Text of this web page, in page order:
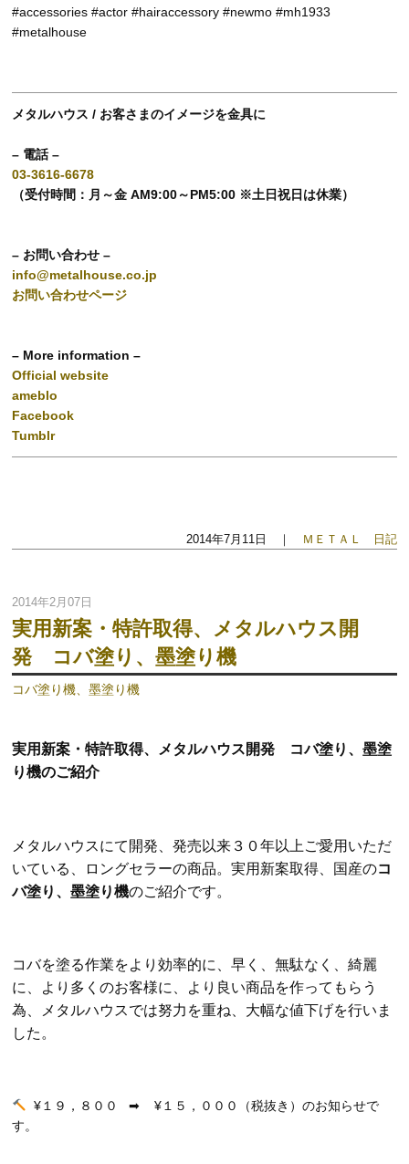
#accessories #actor #hairaccessory #newmo #mh1933
#metalhouse
メタルハウス / お客さまのイメージを金具に
– 電話 –
03-3616-6678
（受付時間：月～金 AM9:00～PM5:00 ※土日祝日は休業）
– お問い合わせ –
info@metalhouse.co.jp
お問い合わせページ
– More information –
Official website
ameblo
Facebook
Tumblr
2014年7月11日 ｜ ＭＥＴＡＬ 日記
2014年2月07日
実用新案・特許取得、メタルハウス開
発 コバ塗り、墨塗り機
コバ塗り機、墨塗り機
実用新案・特許取得、メタルハウス開発 コバ塗り、墨塗
り機のご紹介
メタルハウスにて開発、発売以来 ３０年以上ご愛用いただ
いている
、ロングセラーの商品。実用新案取得、国産のコ
バ塗り、墨塗り機のご紹介です。
コバを塗る作業をより効率的に、早く、無駄なく、綺麗
に、より多くのお客様に、より良い商品を作ってもらう
為、メタルハウスでは努力を重ね、大幅な値下げを行いま
した。
¥１９，８００ ➡︎ ¥１５，０００（税抜き）のお知らせで
す。